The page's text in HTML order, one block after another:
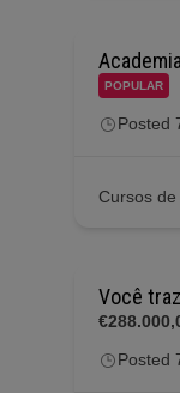
POPULAR
Posted
Cursos
Você
Posted